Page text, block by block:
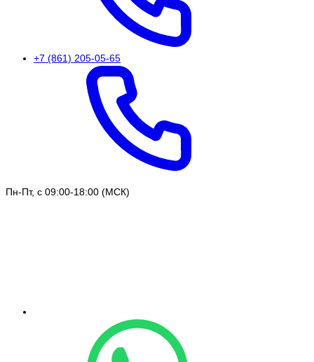
+7 (861) 205-05-65
Пн-Пт, с 09:00-18:00 (МСК)